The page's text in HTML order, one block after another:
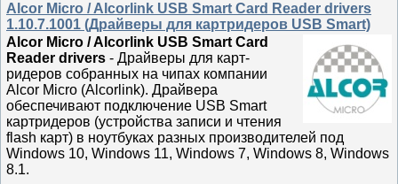
Alcor Micro / Alcorlink USB Smart Card Reader drivers
1.10.7.1001 (Драйверы для картридеров USB Smart)
Alcor Micro / Alcorlink USB Smart Card
Reader drivers - Драйверы для карт-
ридеров собранных на чипах компании
Alcor Micro (Alcorlink). Драйвера
обеспечивают подключение USB Smart
картридеров (устройства записи и чтения
flash карт) в ноутбуках разных производителей под
Windows 10, Windows 11, Windows 7, Windows 8, Windows
8.1.